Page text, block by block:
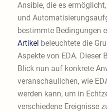
Ansible, die es
und
bestimmte Bedingungen
Artikel beleuchtete die
Aspekte von EDA. Dieser
Blick nun auf konkrete
veranschaulichen, wie
werden kann, um in
verschiedene Ereignisse